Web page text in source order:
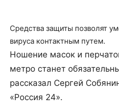
Средства защиты позволят
вируса контактным путем.
Ношение масок и
метро станет
рассказал Сергей
«Россия 24».